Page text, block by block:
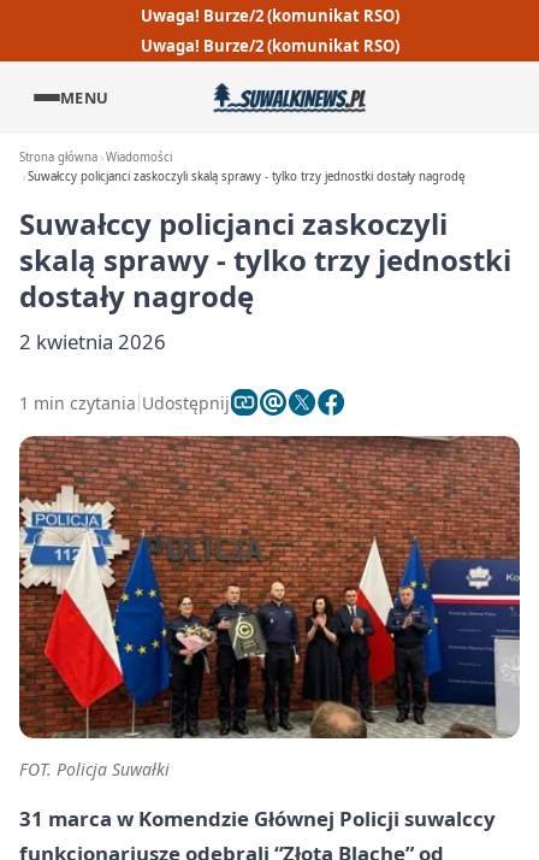
Uwaga! Burze/2 (komunikat RSO)
Uwaga! Burze/2 (komunikat RSO)
MENU
Strona główna Wiadomości
Suwałccy policjanci zaskoczyli skalą sprawy - tylko trzy jednostki dostały nagrodę
Suwałccy policjanci zaskoczyli
skalą sprawy - tylko trzy jednostki
dostały nagrodę
2 kwietnia 2026
1 min czytania Udostępnij
FOT. Policja Suwałki
31 marca w Komendzie Głównej Policji suwalccy
funkcjonariusze odebrali “Złotą Blachę” od